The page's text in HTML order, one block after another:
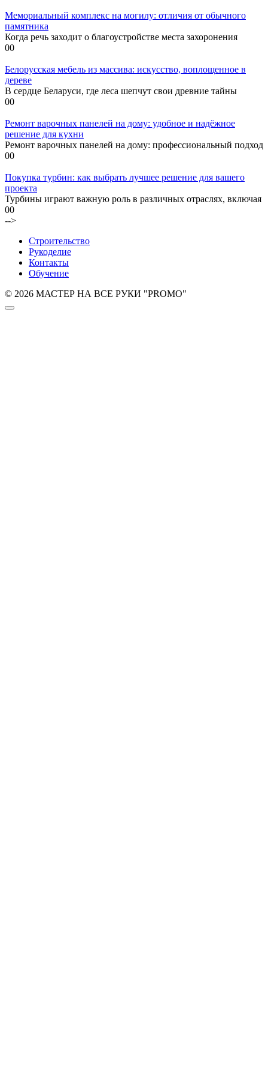
Мемориальный комплекс на могилу: отличия от обычного
памятника
Когда речь заходит о благоустройстве места захоронения
00
Белорусская мебель из массива: искусство, воплощенное в
дереве
В сердце Беларуси, где леса шепчут свои древние тайны
00
Ремонт варочных панелей на дому: удобное и надёжное
решение для кухни
Ремонт варочных панелей на дому: профессиональный подход
00
Покупка турбин: как выбрать лучшее решение для вашего
проекта
Турбины играют важную роль в различных отраслях, включая
00
-->
Строительство
Рукоделие
Контакты
Обучение
© 2026 МАСТЕР НА ВСЕ РУКИ "PROMO"